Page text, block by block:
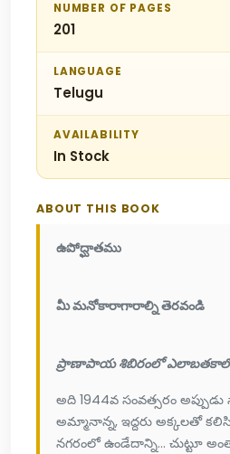
NUMBER OF PAGES
201
LANGUAGE
Telugu
AVAILABILITY
In Stock
ABOUT THIS BOOK
ఉపోద్ఘాతము
మీ మనోకారాగారాల్ని తెరవండి
ప్రాణాపాయ శిబిరంలో ఎలాబతకాలో
అది 1944వ సంవత్సరం
అమ్మానాన్న, ఇద్దరు అక్కలతో
నగరంలో ఉండేదాన్ని... చుట్టూ